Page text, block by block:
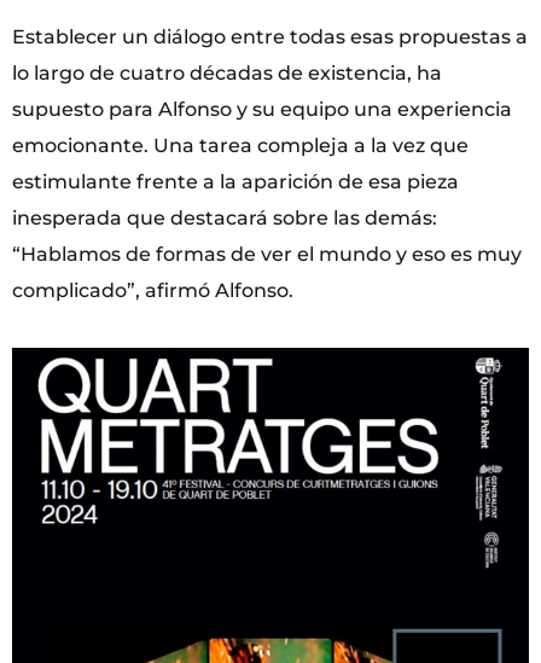
Establecer un diálogo entre todas esas propuestas a
lo largo de cuatro décadas de existencia, ha
supuesto para Alfonso y su equipo una experiencia
emocionante. Una tarea compleja a la vez que
estimulante frente a la aparición de esa pieza
inesperada que destacará sobre las demás:
“Hablamos de formas de ver el mundo y eso es muy
complicado”, afirmó Alfonso.